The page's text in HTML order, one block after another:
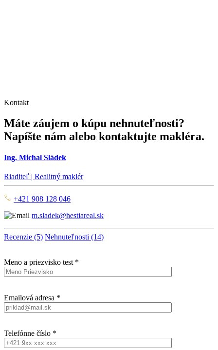
Kontakt
Máte záujem o kúpu nehnuteľnosti?
Napíšte nám alebo kontaktujte makléra.
Ing. Michal Sládek
Riaditeľ | Realitný maklér
+421 908 128 046
m.sladek@hestiareal.sk
Recenzie (5) Nehnuteľnosti (14)
Meno a priezvisko test *
Emailová adresa *
Telefónne číslo *